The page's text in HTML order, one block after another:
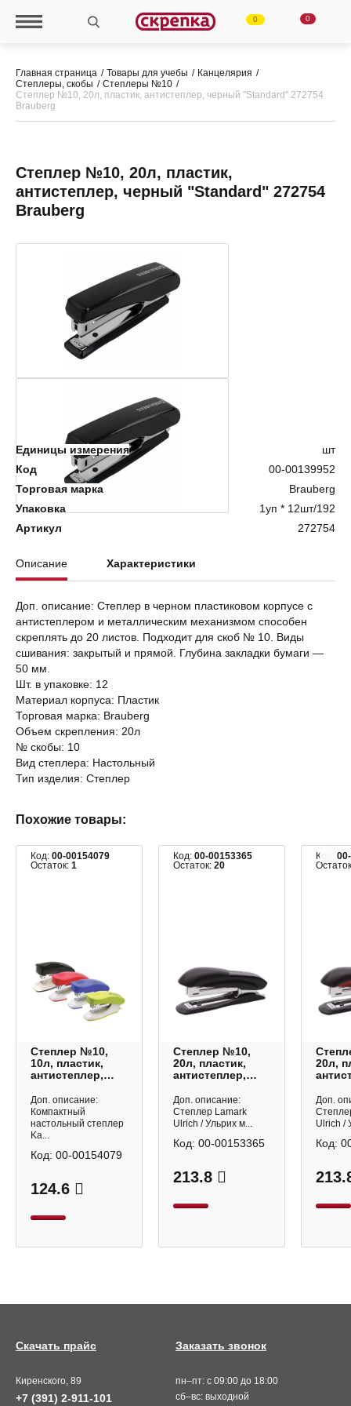
0 0
Главная страница Товары для учебы
Канцелярия
Степлеры, скобы
Степлеры №10
Степлер №10, 20л, пластик, антистеплер, черный "Standard" 272754
Brauberg
Нет в наличии
Степлер №10, 20л, пластик,
антистеплер, черный "Standard" 272754
Brauberg
Единицы измерения
шт
Код
00-00139952
Торговая марка
Brauberg
Упаковка
1уп * 12шт/192
Артикул
272754
Описание Характеристики
Доп. описание: Степлер в черном пластиковом корпусе с
антистеплером и металлическим механизмом способен
скреплять до 20 листов. Подходит для скоб № 10. Виды
сшивания: закрытый и прямой. Глубина закладки бумаги —
50 мм.
Шт. в упаковке: 12
Материал корпуса: Пластик
Торговая марка: Brauberg
Объем скрепления: 20л
№ скобы: 10
Вид степлера: Настольный
Тип изделия: Степлер
Похожие товары:
Код: 00-00154079
Остаток: 1
Степлер №10,
10л, пластик,
антистеплер,
10M Kangaro
Доп. описание:
Компактный
настольный степлер
Ka...
124.6
Код: 00-00154079
Код: 00-00153365
Остаток: 20
Степлер №10,
20л, пластик,
антистеплер,
ST0629-BK
Lamark
Доп. описание:
Степлер Lamark
Ulrich / Ульрих м...
213.8
Код: 00-00153365
Код:
20л,
Доп.
Ulrich /
Код:
Киренского, 89
+7 (391) 2-911-101
пн–пт: с 09:00 до 18:00
сб–вс: выходной
Заказать звонок
Скачать прайс